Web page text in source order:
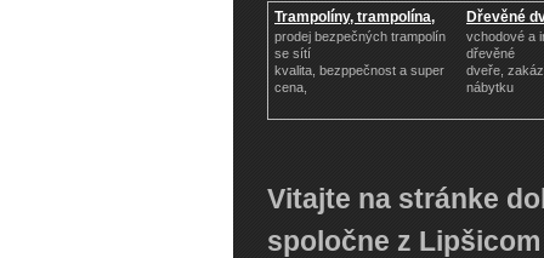
Trampolíny, trampolína,
prodej bezpečných trampolín
se sítí
kvalita, bezppečnost a super
cena,
Dřevěné
vchodové a
dřevěné
dveře,
nábytku
Vitajte na stránke
spoločne z Lipšicom